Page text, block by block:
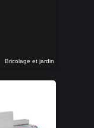
Bricolage et jardin